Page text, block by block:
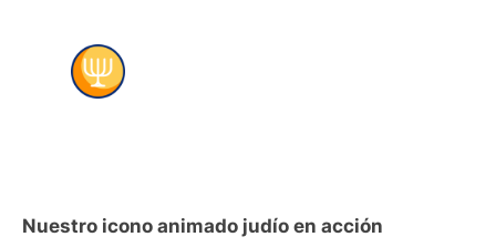
Nuestro icono animado judío en acción